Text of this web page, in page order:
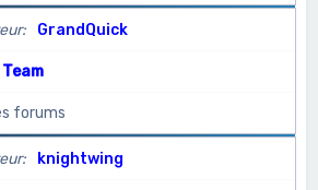
GrandQuick
Team
forums
knightwing